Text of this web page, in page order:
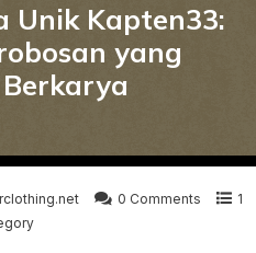
Unik Kapten33:
yang
0 Comments
1